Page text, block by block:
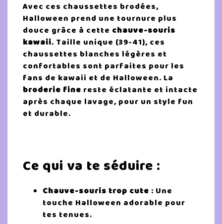
Avec ces chaussettes brodées,
Halloween prend une tournure plus
douce grâce à cette chauve-souris
kawaii. Taille unique (39-41), ces
chaussettes blanches légères et
confortables sont parfaites pour les
fans de kawaii et de Halloween. La
broderie fine reste éclatante et intacte
après chaque lavage, pour un style fun
et durable.
Ce qui va te séduire :
Chauve-souris trop cute : Une
touche Halloween adorable pour
tes tenues.